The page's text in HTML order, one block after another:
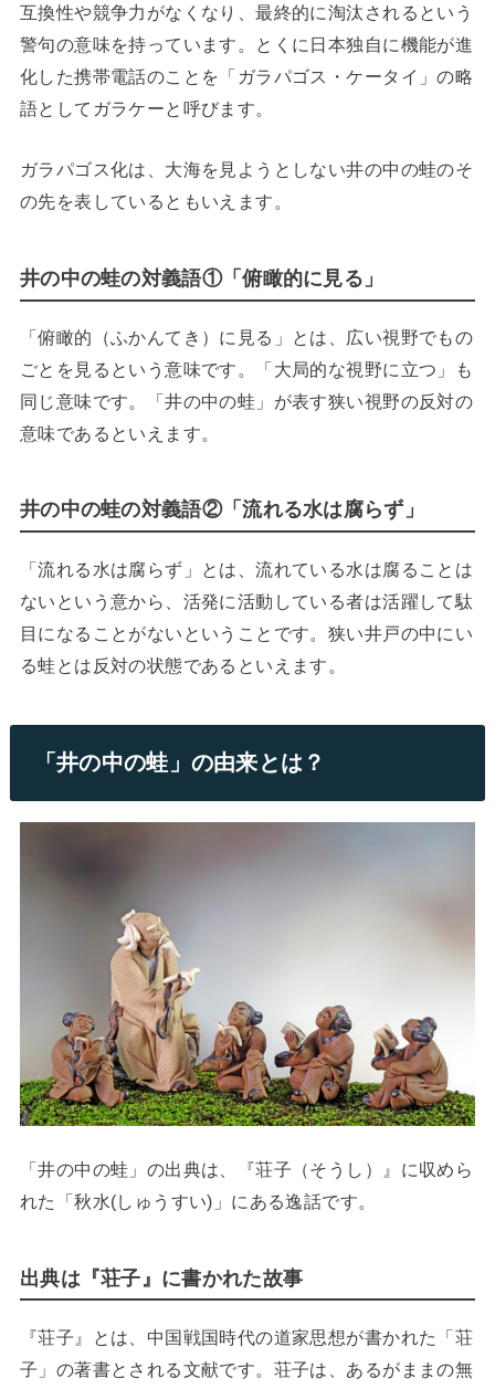
互換性や競争力がなくなり、最終的に淘汰されるという
警句の意味を持っています。とくに日本独自に機能が進
化した携帯電話のことを「ガラパゴス・ケータイ」の略
語としてガラケーと呼びます。
ガラパゴス化は、大海を見ようとしない井の中の蛙のそ
の先を表しているともいえます。
井の中の蛙の対義語①「俯瞰的に見る」
「俯瞰的（ふかんてき）に見る」とは、広い視野でもの
ごとを見るという意味です。「大局的な視野に立つ」も
同じ意味です。「井の中の蛙」が表す狭い視野の反対の
意味であるといえます。
井の中の蛙の対義語②「流れる水は腐らず」
「流れる水は腐らず」とは、流れている水は腐ることは
ないという意から、活発に活動している者は活躍して駄
目になることがないということです。狭い井戸の中にい
る蛙とは反対の状態であるといえます。
「井の中の蛙」の由来とは？
「井の中の蛙」の出典は、『荘子（そうし）』に収めら
れた「秋水(しゅうすい)」にある逸話です。
出典は『荘子』に書かれた故事
『荘子』とは、中国戦国時代の道家思想が書かれた「荘
子」の著書とされる文献です。荘子は、あるがままの無